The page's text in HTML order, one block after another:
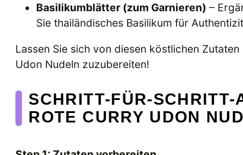
Basilikumblätter (zum Garnieren) –
Sie thailändisches Basilikum für
Lassen Sie sich von diesen köstlichen
Udon Nudeln zuzubereiten!
SCHRITT-FÜR-
ROTE CURRY UDON